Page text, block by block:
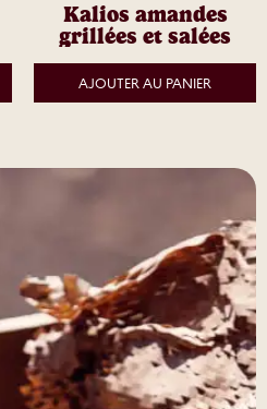
Kalios amandes
grillées et salées
AJOUTER AU PANIER